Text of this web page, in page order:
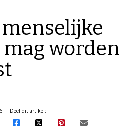
mag worden
Deel dit artikel: